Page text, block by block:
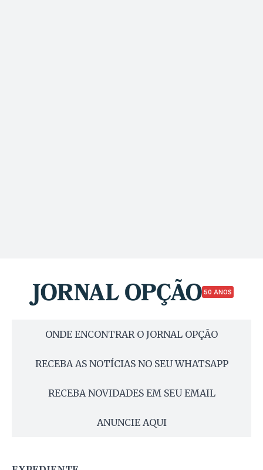
50 ANOS
ONDE ENCONTRAR O JORNAL OPÇÃO
RECEBA AS NOTÍCIAS NO SEU WHATSAPP
RECEBA NOVIDADES EM SEU EMAIL
ANUNCIE AQUI